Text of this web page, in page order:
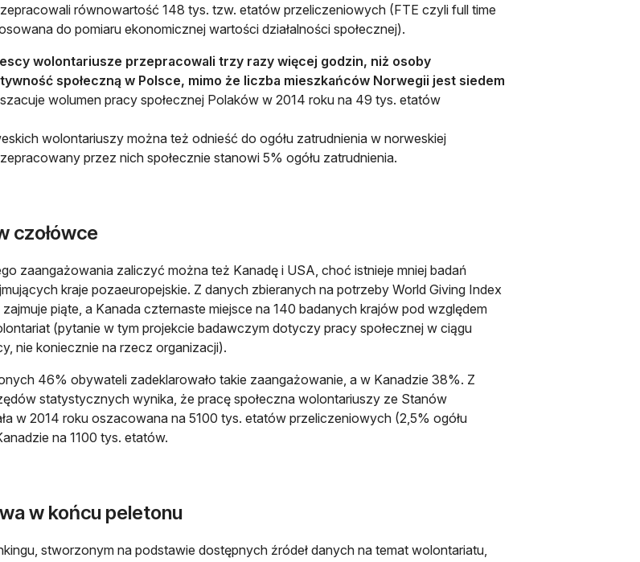
równowartość 148 tys. tzw. etatów przeliczeniowych (FTE czyli full time
do pomiaru ekonomicznej wartości działalności społecznej).
wolontariusze przepracowali trzy razy więcej godzin, niż osoby
społeczną w Polsce, mimo że liczba mieszkańców Norwegii jest siedem
wolumen pracy społecznej Polaków w 2014 roku na 49 tys. etatów
wolontariuszy można też odnieść do ogółu zatrudnienia w norweskiej
przez nich społecznie stanowi 5% ogółu zatrudnienia.
czołówce
zaangażowania zaliczyć można też Kanadę i USA, choć istnieje mniej badań
kraje pozaeuropejskie. Z danych zbieranych na potrzeby World Giving Index
piąte, a Kanada czternaste miejsce na 140 badanych krajów pod względem
(pytanie w tym projekcie badawczym dotyczy pracy społecznej w ciągu
nie koniecznie na rzecz organizacji).
46% obywateli zadeklarowało takie zaangażowanie, a w Kanadzie 38%. Z
statystycznych wynika, że pracę społeczna wolontariuszy ze Stanów
w 2014 roku oszacowana na 5100 tys. etatów przeliczeniowych (2,5% ogółu
na 1100 tys. etatów.
w końcu peletonu
stworzonym na podstawie dostępnych źródeł danych na temat wolontariatu,